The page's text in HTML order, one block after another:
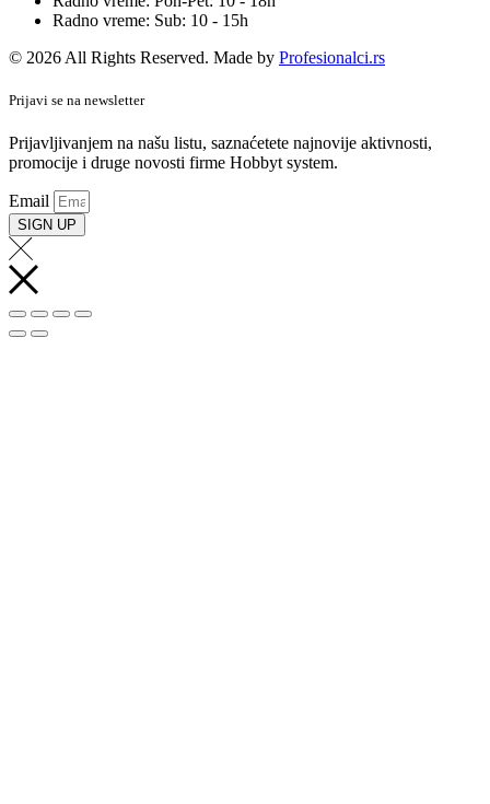
Radno vreme: Sub: 10 - 15h
© 2026 All Rights Reserved. Made by Profesionalci.rs
Prijavi se na newsletter
Prijavljivanjem na našu listu, saznaćetete najnovije aktivnosti,
promocije i druge novosti firme Hobbyt system.
Email
SIGN UP